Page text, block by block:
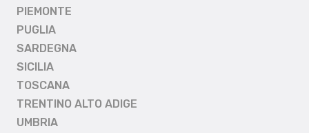
PIEMONTE
PUGLIA
SARDEGNA
SICILIA
TOSCANA
TRENTINO ALTO ADIGE
UMBRIA